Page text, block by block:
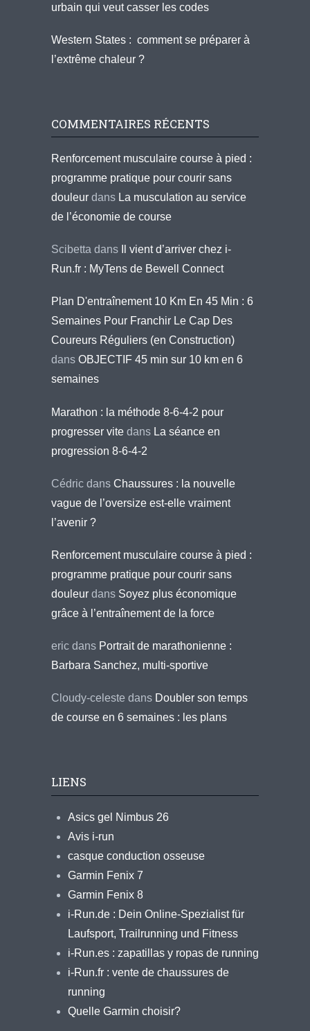
urbain qui veut casser les codes
Western States : comment se préparer à
l’extrême chaleur ?
COMMENTAIRES RÉCENTS
Renforcement musculaire course à pied :
programme pratique pour courir sans
douleur dans La musculation au service
de l’économie de course
Scibetta dans
Il vient d’arriver chez i-
Run.fr : MyTens de Bewell Connect
Plan D'entraînement 10 Km En 45 Min : 6
Semaines Pour Franchir Le Cap Des
Coureurs Réguliers (en Construction)
dans OBJECTIF 45 min sur 10 km en 6
semaines
Marathon : la méthode 8-6-4-2 pour
progresser vite dans La séance en
progression 8-6-4-2
Cédric dans Chaussures : la nouvelle
vague de l’oversize est-elle vraiment
l’avenir ?
Renforcement musculaire course à pied :
programme pratique pour courir sans
douleur dans Soyez plus économique
grâce à l’entraînement de la force
eric dans Portrait de marathonienne :
Barbara Sanchez, multi-sportive
Cloudy-celeste dans Doubler son temps
de course en 6 semaines : les plans
LIENS
Asics gel Nimbus 26
Avis i-run
casque conduction osseuse
Garmin Fenix 7
Garmin Fenix 8
i-Run.de : Dein Online-Spezialist für
Laufsport, Trailrunning und Fitness
i-Run.es : zapatillas y ropas de running
i-Run.fr : vente de chaussures de
running
Quelle Garmin choisir?